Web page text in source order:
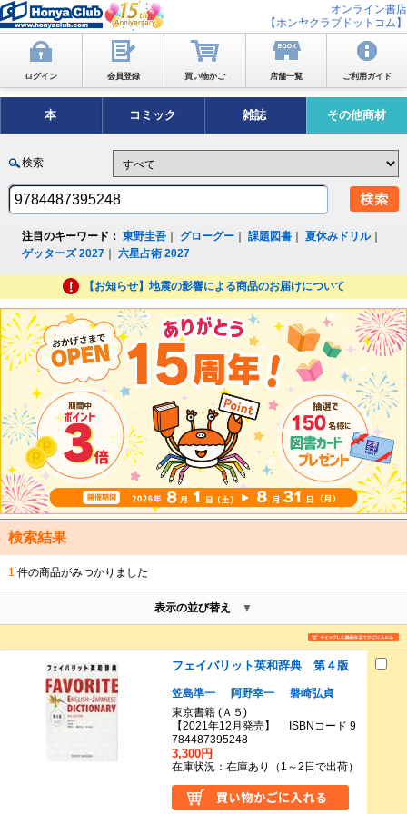
オンライン書店
【ホンヤクラブドットコム】
ログイン 会員登録 買い物かご 店舗一覧 ご利用ガイド
本 コミック 雑誌 その他商材
検索
注目のキーワード： 東野圭吾 グローグー ｜課題図書 ｜夏休みドリル｜
ゲッターズ 2027 ｜六星占術 2027
【お知らせ】地震の影響による商品のお届けについて
検索結果
1 件の商品がみつかりました
表示の並び替え
フェイバリット英和辞典 第４版
笠島準一 阿野幸一
磐崎弘貞
東京書籍 (Ａ５)
【2021年12月発売】 ISBNコード 9
784487395248
3,300円
在庫状況：在庫あり（1～2日で出荷）